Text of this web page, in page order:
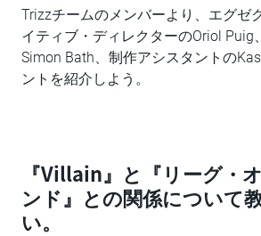
Trizzチームのメンバーより、エグゼ
イティブ・ディレクターのOriol Puig
Simon Bath、制作アシスタントの
ントを紹介しよう。
『Villain』と『リーグ・
ンド』との関係について
い。